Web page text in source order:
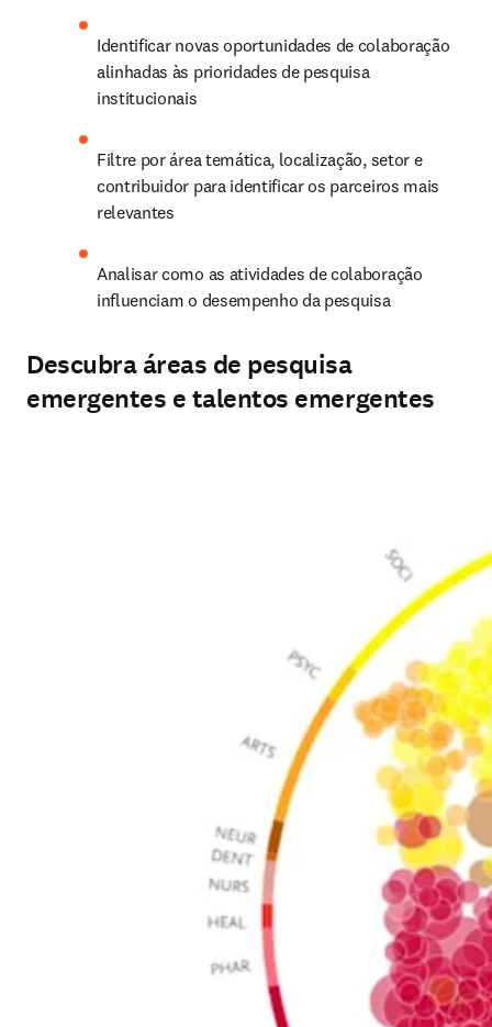
Identificar novas oportunidades de colaboração
alinhadas às prioridades de pesquisa
institucionais
Filtre por área temática, localização, setor e
contribuidor para identificar os parceiros mais
relevantes
Analisar como as atividades de colaboração
influenciam o desempenho da pesquisa
Descubra áreas de pesquisa
emergentes e talentos emergentes